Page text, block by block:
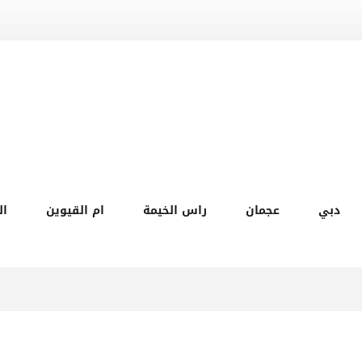
دبي عجمان راس الخيمة ام القيوين